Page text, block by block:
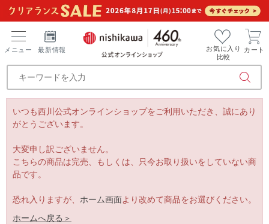
メニュー 最新情報
お気に入り
比較
カート
いつも西川公式オンラインショップをご利用いただき、誠にあり
がとうございます。
大変申し訳ございません。
こちらの商品は完売、もしくは、只今お取り扱いをしていない商
品です。
恐れ入りますが、 ホーム画面より改めて商品をお選びください。
ホームへ戻る＞